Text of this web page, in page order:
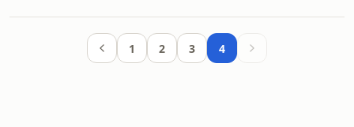
1 2 3 4